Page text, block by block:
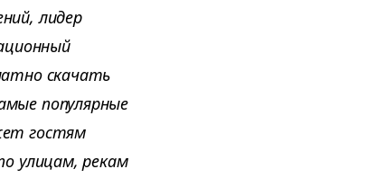
лидер
скачать
популярные
гостям
улицам, рекам